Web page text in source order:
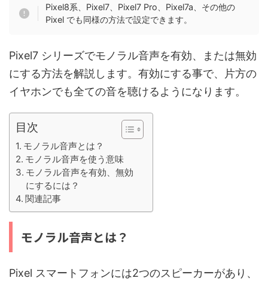
Pixel8系、Pixel7、Pixel7 Pro、Pixel7a、その他の
Pixel でも同様の方法で設定できます。
Pixel7 シリーズでモノラル音声を有効、または無効
にする方法を解説します。有効にする事で、片方の
イヤホンでも全ての音を聴けるようになります。
目次
モノラル音声とは？
モノラル音声を使う意味
モノラル音声を有効、無効
にするには？
関連記事
モノラル音声とは？
Pixel スマートフォンには2つのスピーカーがあり、